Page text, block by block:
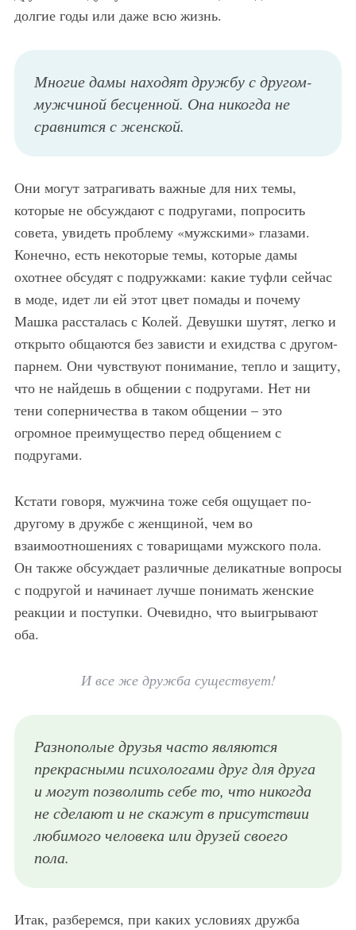
долгие годы или даже всю жизнь.
Многие дамы находят дружбу с другом-
мужчиной бесценной. Она никогда не
сравнится с женской.
Они могут затрагивать важные для них темы,
которые не обсуждают с подругами, попросить
совета, увидеть проблему «мужскими» глазами.
Конечно, есть некоторые темы, которые дамы
охотнее обсудят с подружками: какие туфли сейчас
в моде, идет ли ей этот цвет помады и почему
Машка рассталась с Колей. Девушки шутят, легко и
открыто общаются без зависти и ехидства с другом-
парнем. Они чувствуют понимание, тепло и защиту,
что не найдешь в общении с подругами. Нет ни
тени соперничества в таком общении – это
огромное преимущество перед общением с
подругами.
Кстати говоря, мужчина тоже себя ощущает по-
другому в дружбе с женщиной, чем во
взаимоотношениях с товарищами мужского пола.
Он также обсуждает различные деликатные вопросы
с подругой и начинает лучше понимать женские
реакции и поступки. Очевидно, что выигрывают
оба.
И все же дружба существует!
Разнополые друзья часто являются
прекрасными психологами друг для друга
и могут позволить себе то, что никогда
не сделают и не скажут в присутствии
любимого человека или друзей своего
пола.
Итак, разберемся, при каких условиях дружба